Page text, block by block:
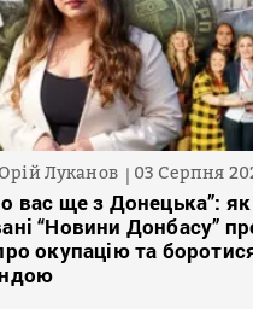
Луканов 03 Серпня
вас ще з Донецька”: як
“Новини Донбасу”
окупацію та